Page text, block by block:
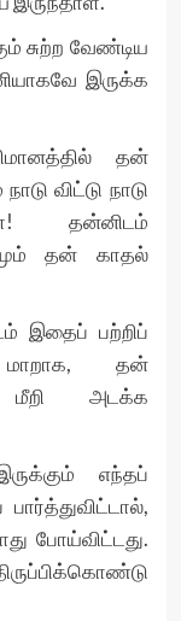
சுற்ற வேண்டிய
இருக்க
தன்
விட்டு நாடு
தன்னிடம்
தன் காதல்
இதைப் பற்றிப்
தன்
மீறி அடக்க
எந்தப்
போய்விட்டது.